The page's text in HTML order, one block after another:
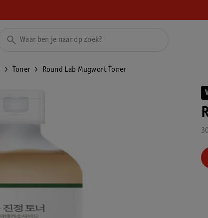
Toner Round Lab Mugwort Toner